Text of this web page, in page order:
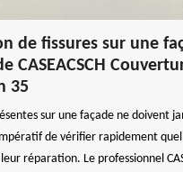
de fissures sur une
CASEACSCH
35
sur une façade ne doivent
de vérifier rapidement
réparation. Le professionnel